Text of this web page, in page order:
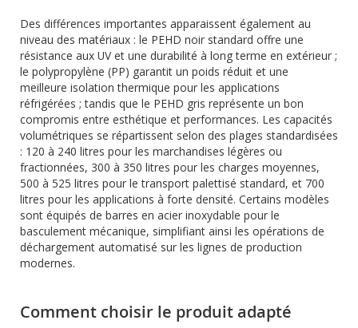
Des différences importantes apparaissent également au
niveau des matériaux : le PEHD noir standard offre une
résistance aux UV et une durabilité à long terme en extérieur ;
le polypropylène (PP) garantit un poids réduit et une
meilleure isolation thermique pour les applications
réfrigérées ; tandis que le PEHD gris représente un bon
compromis entre esthétique et performances. Les capacités
volumétriques se répartissent selon des plages standardisées
: 120 à 240 litres pour les marchandises légères ou
fractionnées, 300 à 350 litres pour les charges moyennes,
500 à 525 litres pour le transport palettisé standard, et 700
litres pour les applications à forte densité. Certains modèles
sont équipés de barres en acier inoxydable pour le
basculement mécanique, simplifiant ainsi les opérations de
déchargement automatisé sur les lignes de production
modernes.
Comment choisir le produit adapté